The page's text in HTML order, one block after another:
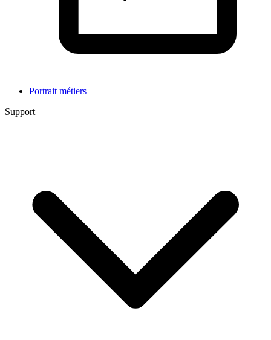
Portrait métiers
Support